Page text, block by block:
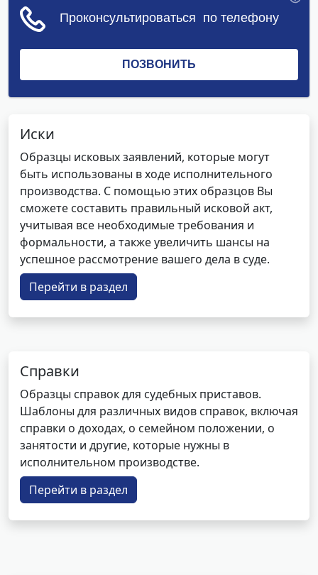
Иски
Образцы исковых заявлений, которые могут
быть использованы в ходе исполнительного
производства. С помощью этих образцов Вы
сможете составить правильный исковой акт,
учитывая все необходимые требования и
формальности, а также увеличить шансы на
успешное рассмотрение вашего дела в суде.
Перейти в раздел
Справки
Образцы справок для судебных приставов.
Шаблоны для различных видов справок, включая
справки о доходах, о семейном положении, о
занятости и другие, которые нужны в
исполнительном производстве.
Перейти в раздел